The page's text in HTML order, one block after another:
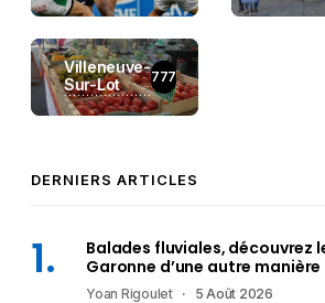
Villeneuve-
Sur-Lot
777
DERNIERS ARTICLES
Balades fluviales, découvrez
Garonne d’une autre manière
Yoan Rigoulet 5 Août 2026